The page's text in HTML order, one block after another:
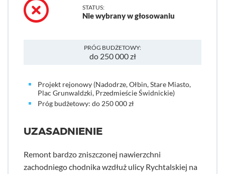
STATUS:
Nie wybrany w głosowaniu
PRÓG BUDŻETOWY:
do 250 000 zł
Projekt rejonowy (Nadodrze, Ołbin, Stare Miasto,
Plac Grunwaldzki, Przedmieście Świdnickie)
Próg budżetowy: do 250 000 zł
UZASADNIENIE
Remont bardzo zniszczonej nawierzchni
zachodniego chodnika wzdłuż ulicy Rychtalskiej na